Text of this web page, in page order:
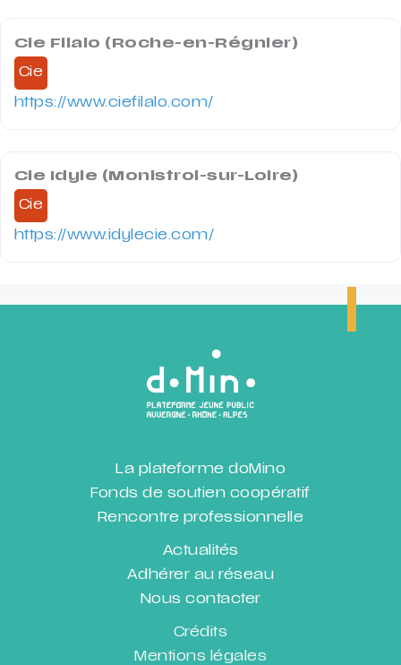
Cie Filalo (Roche-en-Régnier)
Cie
https://www.ciefilalo.com/
Cie Idyle (Monistrol-sur-Loire)
Cie
https://www.idylecie.com/
La plateforme doMino
Fonds de soutien coopératif
Rencontre professionnelle
Actualités
Adhérer au réseau
Nous contacter
Crédits
Mentions légales